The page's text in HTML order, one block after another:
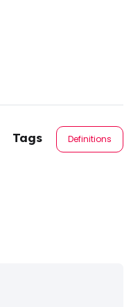
Tags Definitions